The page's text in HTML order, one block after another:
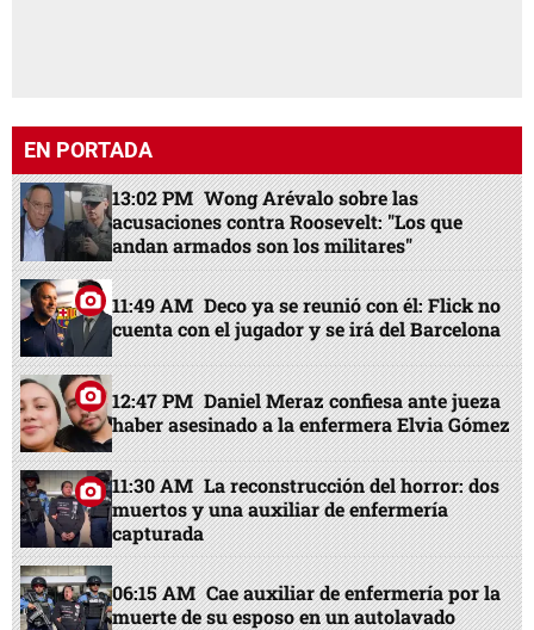
EN PORTADA
13:02 PM Wong Arévalo sobre las
acusaciones contra Roosevelt: "Los que
andan armados son los militares"
11:49 AM Deco ya se reunió con él: Flick no
cuenta con el jugador y se irá del Barcelona
12:47 PM Daniel Meraz confiesa ante jueza
haber asesinado a la enfermera Elvia Gómez
11:30 AM La reconstrucción del horror: dos
muertos y una auxiliar de enfermería
capturada
06:15 AM Cae auxiliar de enfermería por la
muerte de su esposo en un autolavado